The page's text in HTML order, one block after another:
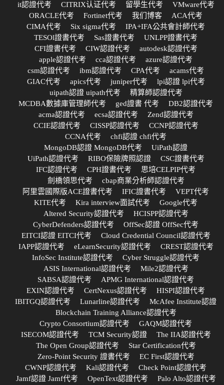
it認證代考
CITRIX认证代考 留學生代考
VMware代考
ORACLE代考
Fortinet代考 我们博客
ACA代考
CIMA代考
Six sigma代考
IPA+IFA公共會計師代考
TESOl證書代考
Sas證書代考
UNLPP證書代考
CFI證書代考
CIW認證代考
autodesk認證代考
apple認證代考
cca認證代考
azure認證代考
csm認證代考
ibm認證代考 CPA代考
acams代考
GIAC代考
apics代考 juniper代考
lpi認證 lpi代考
uipath認證 uipath代考
精算師認證代考
MCDBA數據庫管理師代考
ged證書 代考
DB2認證代考
acma認證代考
ecsa認證代考
Zend認證代考
CCIE認證代考
CISSP認證代考
CCNP認證代考
CCNA代考
chfi認證 chfi代考
MongoDB認證 MongoDB代考
UiPath認證
UiPath認證代考
RIBO保險牌照認證
CSC證書代考
IFC認證代考
CPH證書代考
思培CELPIP代考
劍橋領思代考
cbap商業分析師認證代考
阿里雲國際版ACE證書代考
IFIC證書代考
VEPT代考
KITE代考
Kira interview面試代考
Google代考
Altered Security認證代考
HCISPP認證代考
CyberDefenders認證代考
OffSec認證 OffSec代考
EITCI認證 EITCI代考
Cloud Credential Council認證代考
IAPP認證代考
eLearnSecurity認證代考
CREST認證代考
InfoSec Institute認證代考
Cyber Struggle認證代考
ASIS International認證代考
Mile2認證代考
SABSA認證代考
APMG International認證代考
EXIN認證代考
CertNexus認證代考
HISPI認證代考
IBITGQ認證代考
Lunarline認證代考
McAfee Institute認證
Blockchain Training Alliance認證代考
Crypto Consortium認證代考
GAQM認證代考
ISECOM認證代考
TCM Security認證
The IIA認證代考
The Open Group認證代考
Star Certification代考
Zero-Point Security 證書代考
EC First認證代考
CWNP認證代考
Kali認證代考
Check Point認證代考
Jamf認證 Jamf代考
OpenText認證代考
Palo Alto認證代考